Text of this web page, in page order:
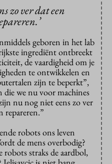
zo ver dat een
geboren in het lab
ingrediënt ontbreekt
de vaardigheid om je
te ontwikkelen en
zijn te beperkt”,
die we nu voor machines
nu nog niet eens zo ver
repareren.”
robots ons leven
de mens overbodig?
robots straks de aardbol,